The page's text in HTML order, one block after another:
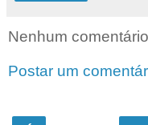
Nenhum
Postar um